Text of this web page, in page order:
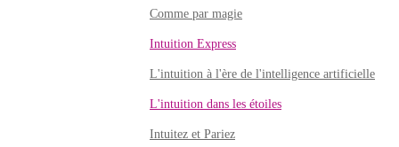
Comme par magie
Intuition Express
L'intuition à l'ère de l'intelligence artificielle
L'intuition dans les étoiles
Intuitez et Pariez